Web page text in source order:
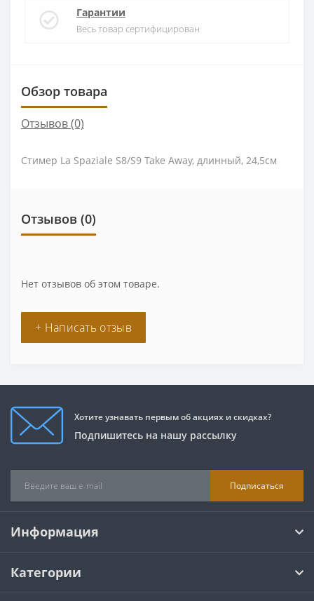
Гарантии
Весь товар сертифицирован
Обзор товара
Отзывов (0)
Стимер La Spaziale S8/S9 Take Away, длинный, 24,5см
Отзывов (0)
Нет отзывов об этом товаре.
+ Написать отзыв
Хотите узнавать первым об акциях и скидках?
Подпишитесь на нашу рассылку
Подписаться
Информация
Категории